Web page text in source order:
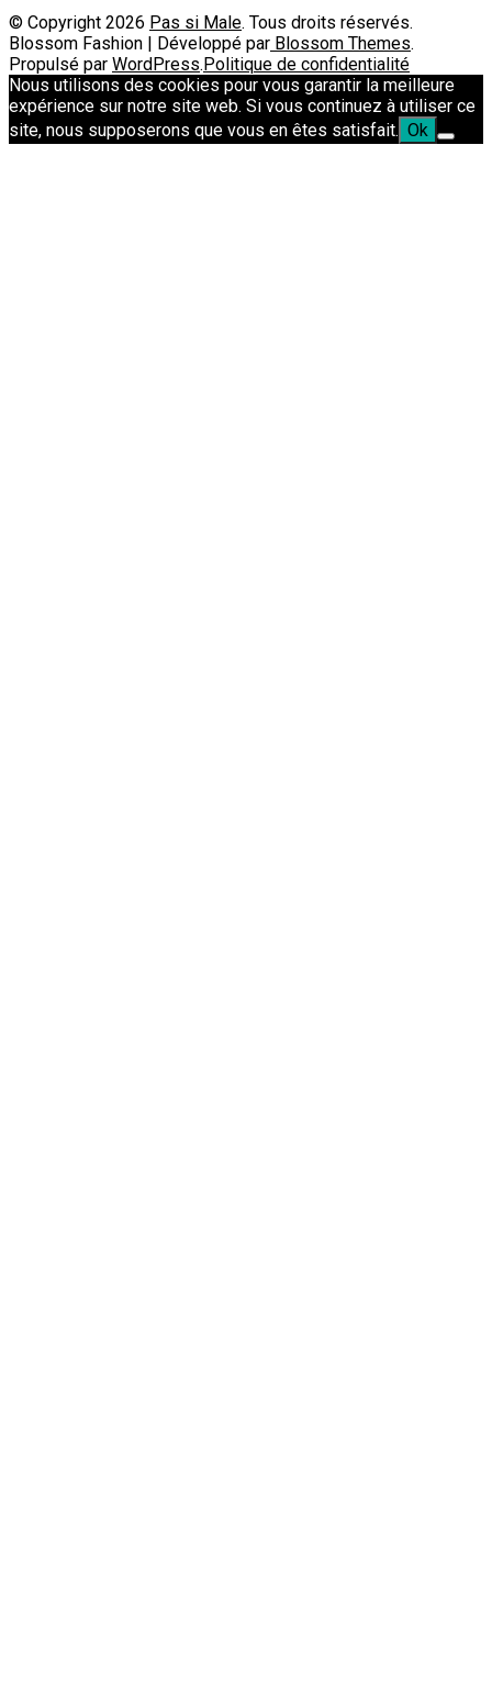
© Copyright 2026 Pas si Male. Tous droits réservés.
Blossom Fashion | Développé par Blossom Themes.
Propulsé par WordPress.Politique de confidentialité
Nous utilisons des cookies pour vous garantir la meilleure
expérience sur notre site web. Si vous continuez à utiliser ce
site, nous supposerons que vous en êtes satisfait. Ok